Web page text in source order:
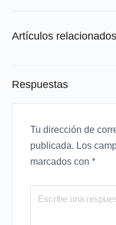
Artículos relacionados
Respuestas
Tu dirección de
publicada. Los
marcados con *